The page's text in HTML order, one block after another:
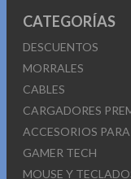
CATEGORÍAS
DESCUENTOS
MORRALES
CABLES
CARGADORES
ACCESORIOS
GAMER TECH
MOUSE Y